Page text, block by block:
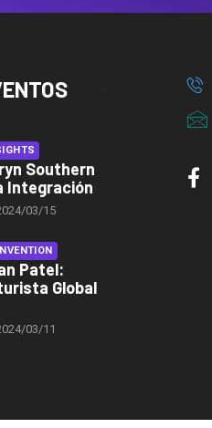
Southern
Integración
03/15
Patel:
Global
03/11